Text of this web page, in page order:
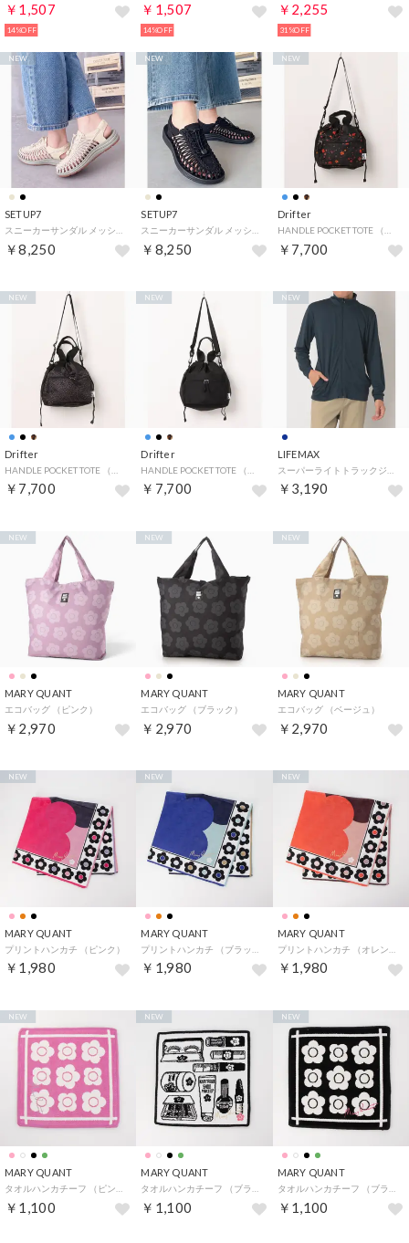
￥1,507
14%OFF
￥1,507
14%OFF
￥2,255
31%OFF
SETUP7
￥8,250
NEW
SETUP7
￥8,250
NEW
Drifter
￥7,700
NEW
Drifter
￥7,700
NEW
Drifter
￥7,700
NEW
LIFEMAX
￥3,190
NEW
MARY QUANT
エコバッグ （ピンク）
￥2,970
NEW
MARY QUANT
エコバッグ （ブラック）
￥2,970
NEW
MARY QUANT
エコバッグ （ベージュ）
￥2,970
NEW
MARY QUANT
プリントハンカチ （ピンク）
￥1,980
NEW
MARY QUANT
￥1,980
NEW
MARY QUANT
￥1,980
NEW
MARY QUANT
タオルハンカチーフ （ピンク）
￥1,100
NEW
MARY QUANT
タオルハンカチーフ （ブラック系1）
￥1,100
NEW
MARY QUANT
タオルハンカチーフ （ブラック）
￥1,100
NEW